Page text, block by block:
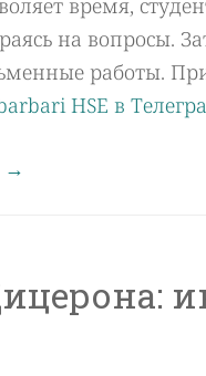
время,
на вопросы.
работы.
HSE в
→